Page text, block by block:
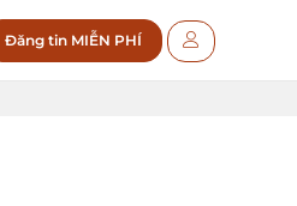
Đăng tin MIỄN PHÍ